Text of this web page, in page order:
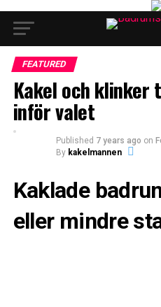
FEATURED
Kakel och klinker
inför valet
Published 7 years ago on
By kakelmannen
Kaklade
eller mindre